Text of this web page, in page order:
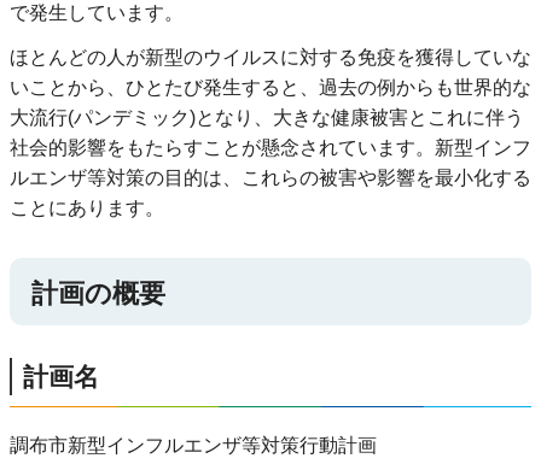
で発生しています。
ほとんどの人が新型のウイルスに対する免疫を獲得していな
いことから、ひとたび発生すると、過去の例からも世界的な
大流行(パンデミック)となり、大きな健康被害とこれに伴う
社会的影響をもたらすことが懸念されています。新型インフ
ルエンザ等対策の目的は、これらの被害や影響を最小化する
ことにあります。
計画の概要
計画名
調布市新型インフルエンザ等対策行動計画